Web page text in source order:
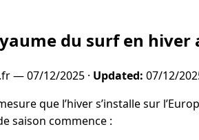
du surf en hiver
—07/12/2025 · Updated: 07/12/
que l’hiver s’installe sur
saison commence :